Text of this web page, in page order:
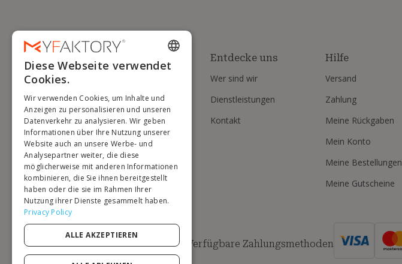
Entdecke uns
Wer sind wir
Dienstleistungen
Kontakt
Hilfe
Versand
Zahlung
Meine Rückgaben
Mein Konto
Meine Bestellungen
Meine Gutscheine
Verfügbare Zahlungsmethoden
ENGLISH
DUTCH
GERMAN
PORTUGUESE
SPANISH
Diese Webseite verwendet
Cookies.
Wir verwenden Cookies, um Inhalte und
Anzeigen zu personalisieren und unseren
Datenverkehr zu analysieren. Wir geben
Informationen über Ihre Nutzung unserer
Website auch an unsere Werbe- und
Analysepartner weiter, die diese
möglicherweise mit anderen Informationen
kombinieren, die Sie ihnen bereitgestellt
haben oder die sie im Rahmen Ihrer
Nutzung ihrer Dienste gesammelt haben.
Privacy Policy
ALLE AKZEPTIEREN